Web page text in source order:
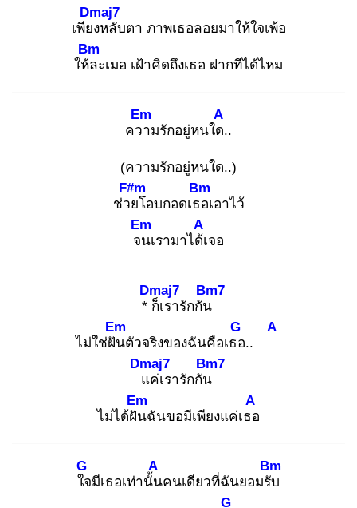
เพียง
Dmaj7
หลับตา ภาพเธอลอยมาให้ใจเพ้อ
ให้ล
Bm
ะเมอ เฝ้าคิดถึงเธอ ฝากทีได้ไหม
ควา
Em
มรักอยู่หนใด.
A
.
(ความรักอยู่หนใด..)
ช่วย
F#m
โอบกอดเธอ
Bm
เอาไว้
จน
Em
เรามาได้เ
A
จอ
* ก็
Dmaj7
เรารักกัน
Bm7
ไม่ใช่ฝัน
Em
ตัวจริงของฉันคือเธอ
G
..
A
แ
Dmaj7
ค่เรารักกัน
Bm7
ไม่ได้ฝัน
Em
ฉันขอมีเพียงแค่เธอ
A
ใจ
G
มีเธอเท่านั้น
A
คนเดียวที่ฉันยอมรับ
Bm
G